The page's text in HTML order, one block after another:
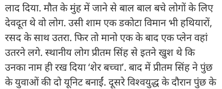
लाद दिया. मौत के मुंह में जाने से बाल बाल बचे लोगों के लिए
देवदूत थे वो लोग. उसी शाम एक डकोटा विमान भी हथियारों,
रसद के साथ उतरा. फिर तो मानो एक के बाद एक प्लेन वहां
उतरने लगे. स्थानीय लोग प्रीतम सिंह से इतने खुश थे कि
उनका नाम ही रख दिया ‘शेर बच्चा’. बाद में प्रीतम सिंह ने पुंछ
के युवाओं की दो यूनिट बनाईं. दूसरे विश्वयुद्ध के दौरान पुंछ के